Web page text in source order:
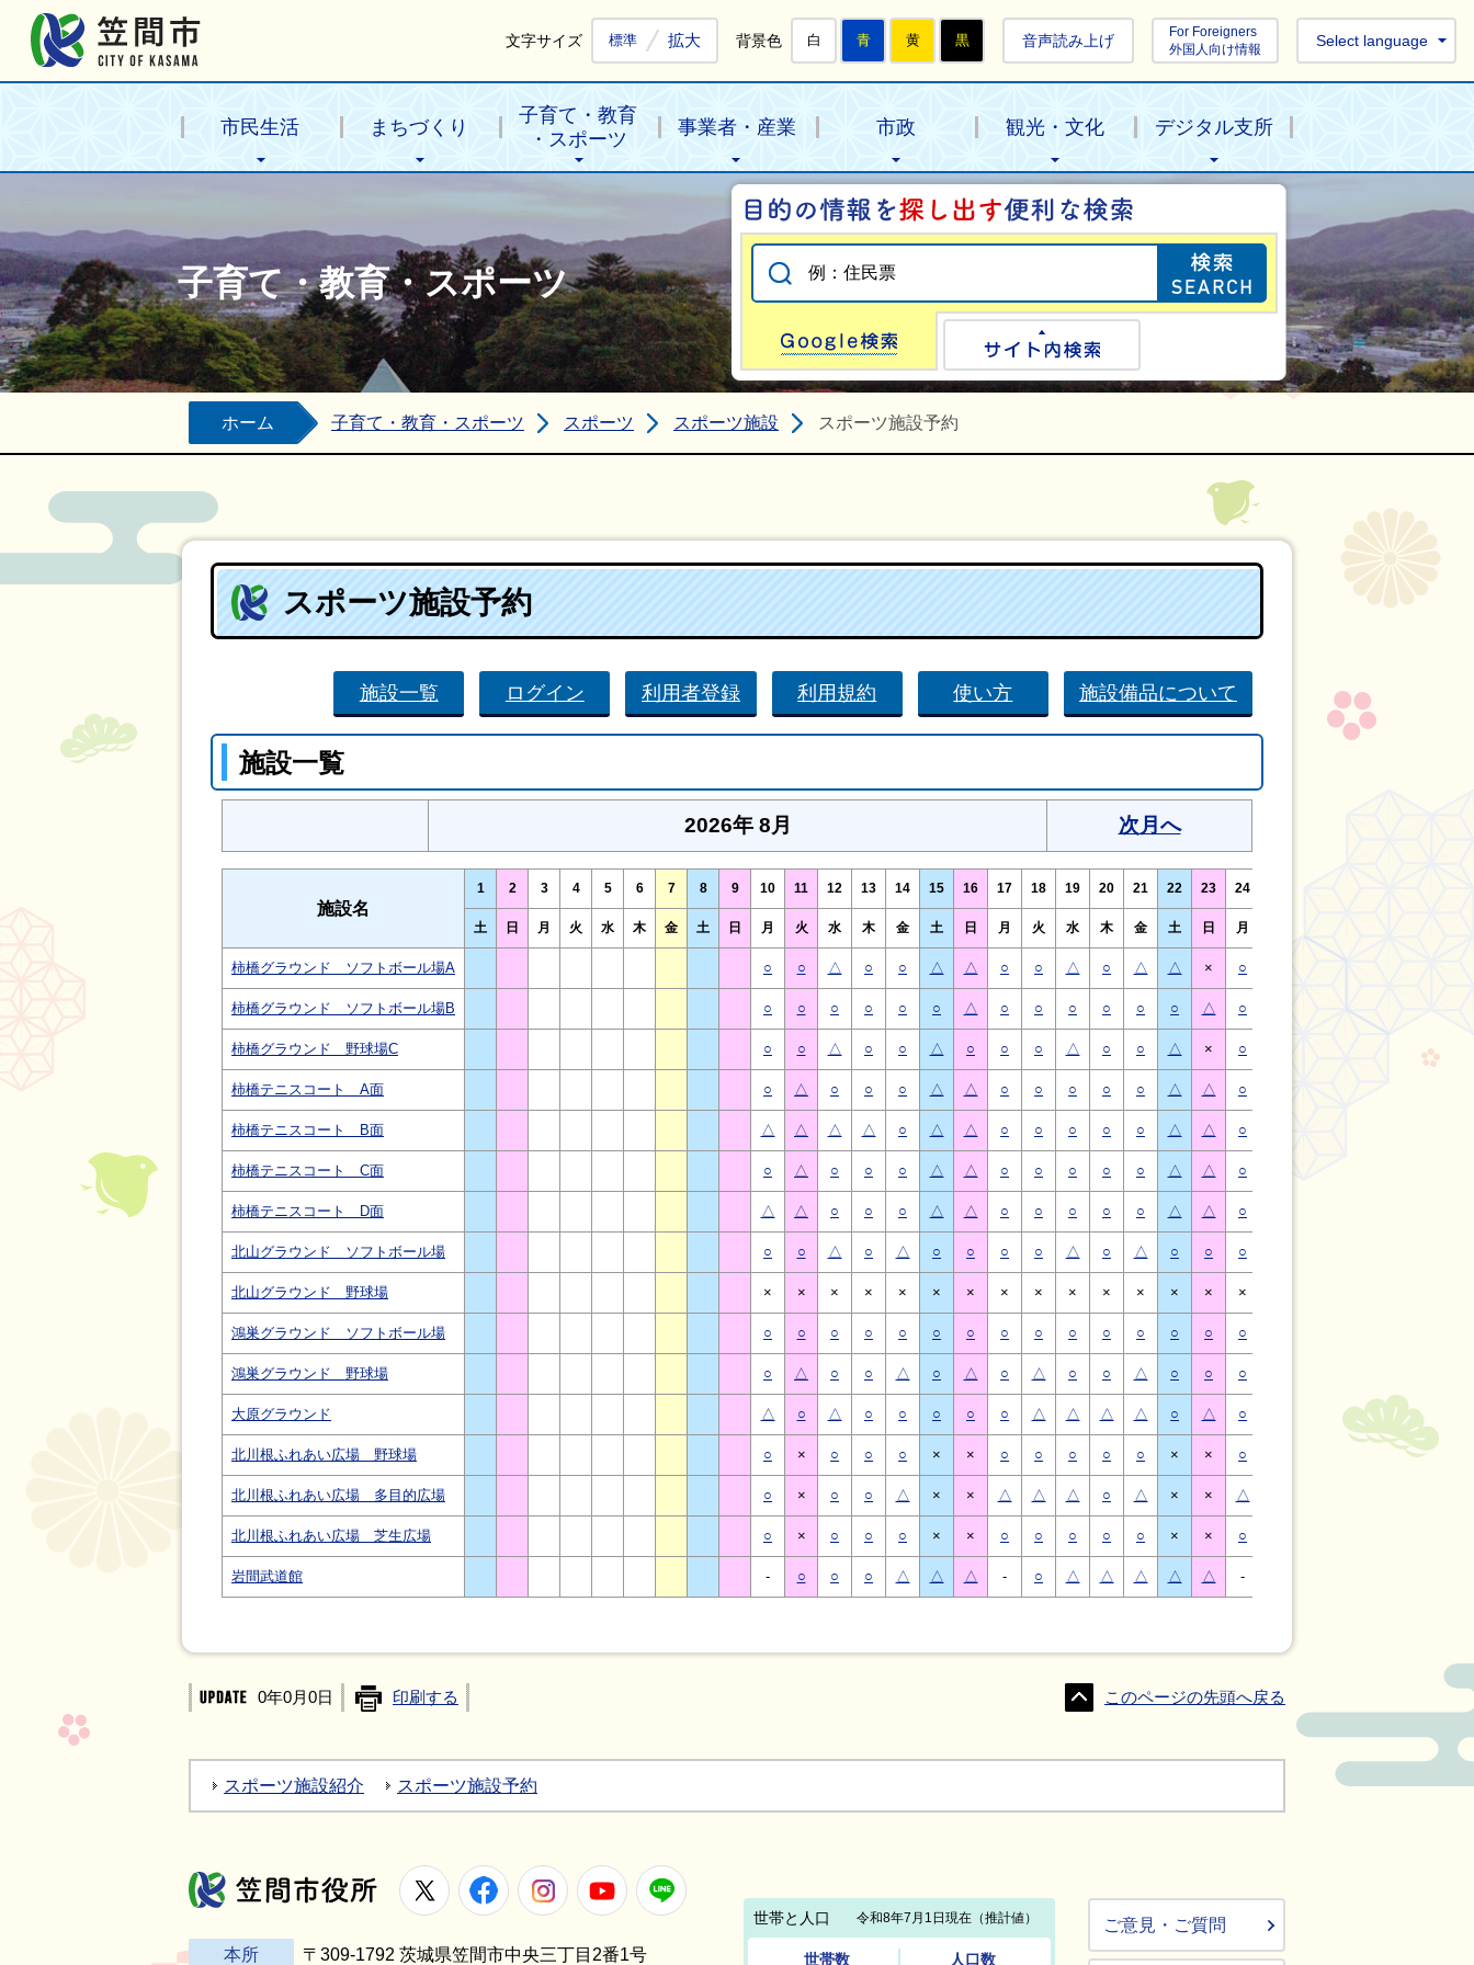
文字サイズ 標準 拡大 背景色 白 青 黄 黒 音声読み上げ
For Foreigners
外国人向け情報
Select language
市民生活 まちづくり
子育て・教育
・スポーツ
事業者・産業 市政 観光・文化 デジタル支所
子育て・教育・スポーツ
目的の情報を探
Google検索
ホーム 子育て・教育・スポーツ スポーツ スポーツ施設 スポーツ施設予約
スポーツ施設予約
施設一覧 ログイン 利用者登録 利用規約 使い方 施設備品について
施設一覧
2026年 8月 次月へ
施設名
1 2 3 4 5 6 7 8 9 10 11 12 13 14 15 16 17 18 19 20 21 22 23 24
土 日 月 火 水 木 金 土 日 月 火 水 木 金 土 日 月 火 水 木 金 土 日 月
柿橋グラウンド ソフトボール場A ○ ○ △ ○ ○ △ △ ○ ○ △ ○ △ △ × ○
柿橋グラウンド ソフトボール場B ○ ○ ○ ○ ○ ○ △ ○ ○ ○ ○ ○ ○ △ ○ ○
柿橋グラウンド 野球場C ○ ○ △ ○ ○ △ ○ ○ ○ △ ○ ○ △ × ○
柿橋テニスコート A面 ○ △ ○ ○ ○ △ △ ○ ○ ○ ○ ○ △ △ ○
柿橋テニスコート B面 △ △ △ △ ○ △ △ ○ ○ ○ ○ ○ △ △ ○
柿橋テニスコート C面 ○ △ ○ ○ ○ △ △ ○ ○ ○ ○ ○ △ △ ○
柿橋テニスコート D面 △ △ ○ ○ ○ △ △ ○ ○ ○ ○ ○ △ △ ○
北山グラウンド ソフトボール場 ○ ○ △ ○ △ ○ ○ ○ ○ △ ○ △ ○ ○ ○
北山グラウンド 野球場 × × × × × × × × × × × × × × ×
鴻巣グラウンド ソフトボール場 ○ ○ ○ ○ ○ ○ ○ ○ ○ ○ ○ ○ ○ ○ ○
鴻巣グラウンド 野球場 ○ △ ○ ○ △ ○ △ ○ △ ○ ○ △ ○ ○ ○
大原グラウンド △ ○ △ ○ ○ ○ ○ ○ △ △ △ △ ○ △ ○ △ △ ○
北川根ふれあい広場 野球場 ○ × ○ ○ ○ × × ○ ○ ○ ○ ○ × × ○ ×
北川根ふれあい広場 多目的広場 ○ × ○ ○ △ × × △ △ △ ○ △ × × △
北川根ふれあい広場 芝生広場 ○ × ○ ○ ○ × × ○ ○ ○ ○ ○ × × ○
岩間武道館 - ○ ○ ○ △ △ △ - ○ △ △ △ △ △ -
0年0月0日 印刷する このページの先頭へ戻る
スポーツ施設紹介 スポーツ施設予約
笠間市役所
X FacebookInstagramYoutube
本所 〒309-1792 茨城県笠間市中央三丁目2番1号
ご意見・ご質問